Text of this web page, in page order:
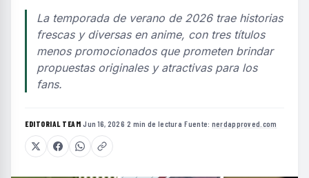
La temporada de verano de 2026 trae historias
frescas y diversas en anime, con tres títulos
menos promocionados que prometen brindar
propuestas originales y atractivas para los
fans.
EDITORIAL TEAM·Jun 16, 2026·2 min de lectura·Fuente: nerdapproved.com